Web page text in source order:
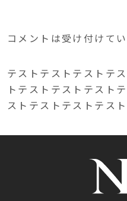
コメントは受け付けてい
テストテストテストテ
トテストテストテスト
ストテストテストテス